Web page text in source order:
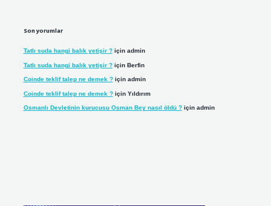
Son yorumlar
Tatlı suda hangi balık yetişir ?için admin
Tatlı suda hangi balık yetişir ?için Berfin
Coinde teklif talep ne demek ?için admin
Coinde teklif talep ne demek ?için Yıldırım
Osmanlı Devletinin kurucusu Osman Bey nasıl öldü ?için admin